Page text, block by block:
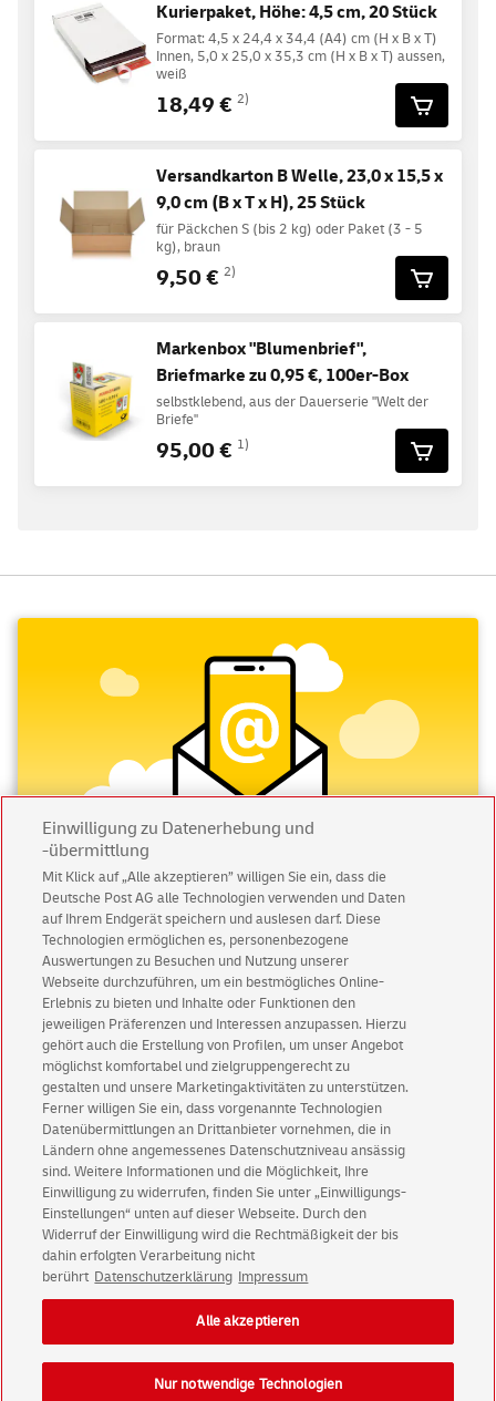
Kurierpaket, Höhe: 4,5 cm, 20 Stück
Format: 4,5 x 24,4 x 34,4 (A4) cm (H x B x T)
Innen, 5,0 x 25,0 x 35,3 cm (H x B x T) aussen,
weiß
18,49 € 2)
Versandkarton B Welle, 23,0 x 15,5 x
9,0 cm (B x T x H), 25 Stück
für Päckchen S (bis 2 kg) oder Paket (3 - 5
kg), braun
9,50 € 2)
Markenbox "Blumenbrief",
Briefmarke zu 0,95 €, 100er-Box
selbstklebend, aus der Dauerserie "Welt der
Briefe"
95,00 € 1)
Abonnieren Sie unseren Newsletter
Immer informiert über exklusive Angebote und
Aktionen - jetzt mit Vorteil
Privatkunden sichern sich einen5 € Gutschein
für POSTSCAN!
Geschäftskundenerhalten einen5 € Gutschein
für Briefmarke individuell!
Zur Newsletter-Anmeldung
© Sun Aug 09 10:51:15 CEST 2026 Deutsche Post AG
Datenschutz
Einwilligungs-Einstellungen
Rechtliche Hinweise
Einwilligung zu Datenerhebung und
-übermittlung
Mit Klick auf „Alle akzeptieren” willigen Sie ein, dass die
Deutsche Post AG alle Technologien verwenden und Daten
auf Ihrem Endgerät speichern und auslesen darf. Diese
Technologien ermöglichen es, personenbezogene
Auswertungen zu Besuchen und Nutzung unserer
Webseite durchzuführen, um ein bestmögliches Online-
Erlebnis zu bieten und Inhalte oder Funktionen den
jeweiligen Präferenzen und Interessen anzupassen. Hierzu
gehört auch die Erstellung von Profilen, um unser Angebot
möglichst komfortabel und zielgruppengerecht zu
gestalten und unsere Marketingaktivitäten zu unterstützen.
Ferner willigen Sie ein, dass vorgenannte Technologien
Datenübermittlungen an Drittanbieter vornehmen, die in
Ländern ohne angemessenes Datenschutzniveau ansässig
sind. Weitere Informationen und die Möglichkeit, Ihre
Einwilligung zu widerrufen, finden Sie unter „Einwilligungs-
Einstellungen“ unten auf dieser Webseite. Durch den
Widerruf der Einwilligung wird die Rechtmäßigkeit der bis
dahin erfolgten Verarbeitung nicht
berührt Datenschutzerklärung Impressum
Nur notwendige Technologien
Alle akzeptieren